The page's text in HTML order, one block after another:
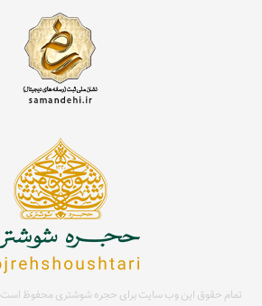
تمام حقوق این وب سایت برای حجره شوشتری محفوظ است